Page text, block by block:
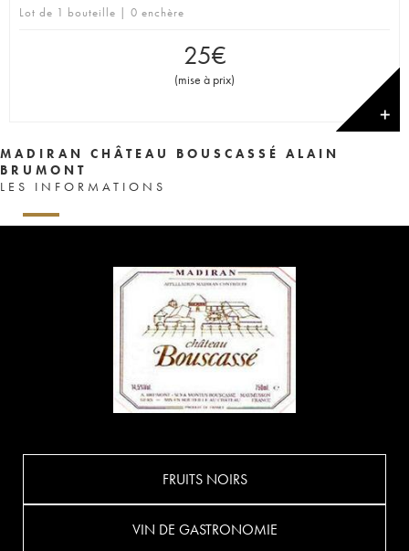
Lot de 1 bouteille | 0 enchère
25€
(mise à prix)
✕
MADIRAN CHÂTEAU BOUSCASSÉ ALAIN
BRUMONT
LES INFORMATIONS
FRUITS NOIRS
VIN DE GASTRONOMIE